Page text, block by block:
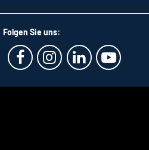
Folgen Sie uns: